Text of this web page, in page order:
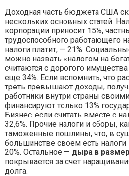
Доходная часть бюджета США
нескольких основных статей.
корпорации приносит 15%,
трудоспособного работающего
налоги платит, — 21%.
можно назвать «налогом на
считаются с дорогого
еще 34%. Если вспомнить, что
треть превышают доходы,
работники внутри страны
финансируют только 13%
Бизнес, если считать вместе с
32,6%. Прочие налоги и сборы,
таможенные пошлины, что, в
большинстве своем есть налоги
20%. Остальное — дыра в
покрывается за счет
долга.